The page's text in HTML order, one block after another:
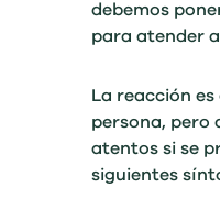
debemos
para atender
La reacción
persona, pero
atentos si se
siguientes